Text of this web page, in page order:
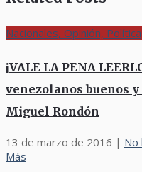
Nacionales, Opinión, Política
¡VALE LA PENA
venezolanos buenos y
Miguel Rondón
13 de marzo de 2016 | No
Más